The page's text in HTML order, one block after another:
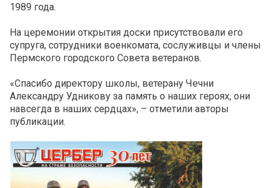
1989 года.
На церемонии открытия доски присутствовали его
супруга, сотрудники военкомата, сослуживцы и члены
Пермского городского Совета ветеранов.
«Спасибо директору школы, ветерану Чечни
Александру Удникову за память о наших героях, они
навсегда в наших сердцах», – отметили авторы
публикации.